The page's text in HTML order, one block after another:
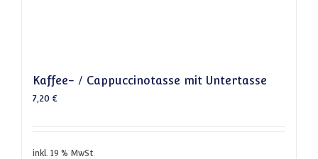
Kaffee- / Cappuccinotasse mit Untertasse
7,20 €
inkl. 19 % MwSt.